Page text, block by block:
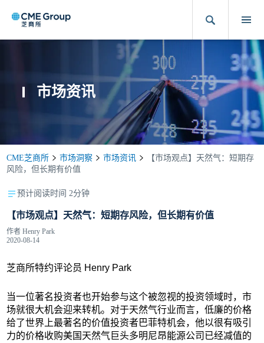
市场资讯
CME芝商所 市场洞察 市场资讯
【市场观点】天然气：短期存
风险，但长期有价值
预计阅读时间 2分钟
【市场观点】天然气：短期存风险，但长期有价值
作者Henry Park
2020-08-14
芝商所特约评论员 Henry Park
当一位著名投资者也开始参与这个被忽视的投资领域时，市
场就很大机会迎来转机。对于天然气行业而言，低廉的价格
给了世界上最著名的价值投资者巴菲特机会，他以很有吸引
力的价格收购美国天然气巨头多明尼昂能源公司已经减值的